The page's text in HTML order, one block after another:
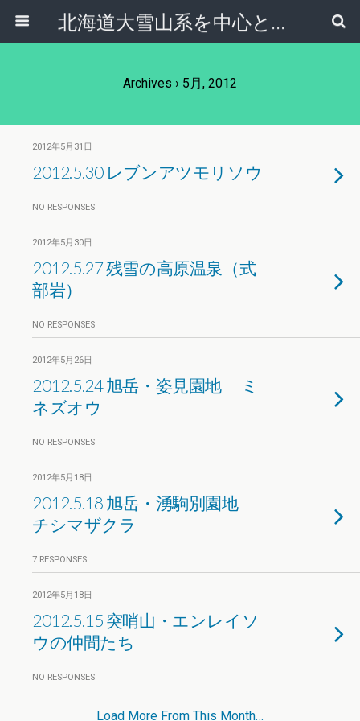
北海道大雪山系を中心とした登山・自然ガイド｜大雪山倶楽部ブログ
Archives › 5月, 2012
2012年5月31日
2012.5.30 レブンアツモリソウ
NO RESPONSES
2012年5月30日
2012.5.27 残雪の高原温泉（式
部岩）
NO RESPONSES
2012年5月26日
2012.5.24 旭岳・姿見園地 ミ
ネズオウ
NO RESPONSES
2012年5月18日
2012.5.18 旭岳・湧駒別園地
チシマザクラ
7 RESPONSES
2012年5月18日
2012.5.15 突哨山・エンレイソ
ウの仲間たち
NO RESPONSES
Load More From This Month…